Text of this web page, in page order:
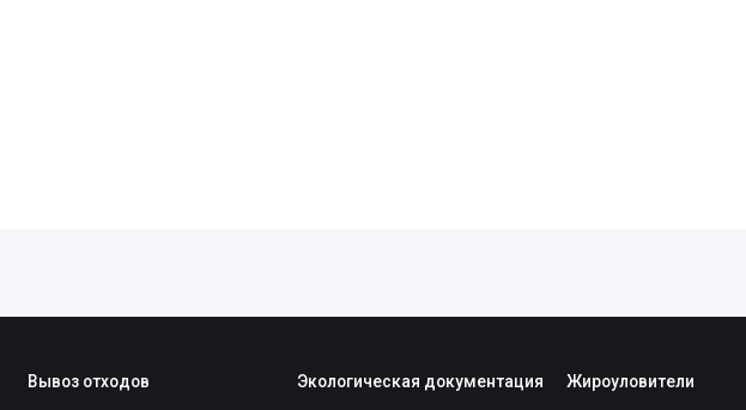
Вывоз отходов Экологическая документация Жироуловители